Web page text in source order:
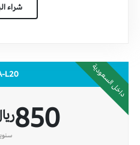
شراء
داخل السعودية L20
850